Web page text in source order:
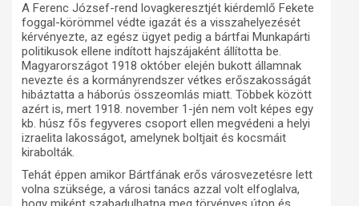
A Ferenc József-rend lovagkeresztjét kiérdemlő Fekete
foggal-körömmel védte igazát és a visszahelyezését
kérvényezte, az egész ügyet pedig a bártfai Munkapárti
politikusok ellene indított hajszájaként állította be.
Magyarországot 1918 október elején bukott államnak
nevezte és a kormányrendszer vétkes erőszakosságát
hibáztatta a háborús összeomlás miatt. Többek között
azért is, mert 1918. november 1-jén nem volt képes egy
kb. húsz fős fegyveres csoport ellen megvédeni a helyi
izraelita lakosságot, amelynek boltjait és kocsmáit
kirabolták.
Tehát éppen amikor Bártfának erős városvezetésre lett
volna szüksége, a városi tanács azzal volt elfoglalva,